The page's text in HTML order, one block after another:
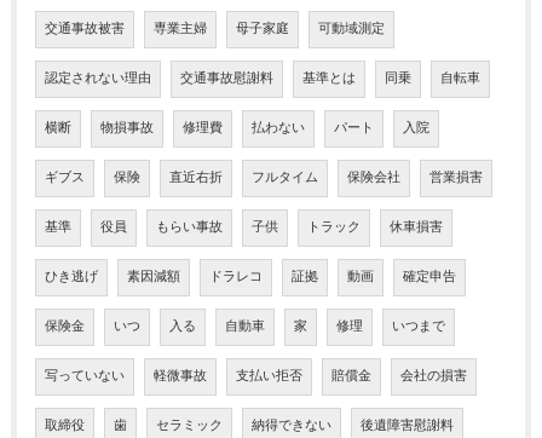
交通事故被害 専業主婦 母子家庭 可動域測定
認定されない理由 交通事故慰謝料 基準とは 同乗 自転車
横断 物損事故 修理費 払わない パート 入院
ギブス 保険 直近右折 フルタイム 保険会社 営業損害
基準 役員 もらい事故 子供 トラック 休車損害
ひき逃げ 素因減額 ドラレコ 証拠 動画 確定申告
保険金 いつ 入る 自動車 家 修理 いつまで
写っていない 軽微事故 支払い拒否 賠償金 会社の損害
取締役 歯 セラミック 納得できない 後遺障害慰謝料